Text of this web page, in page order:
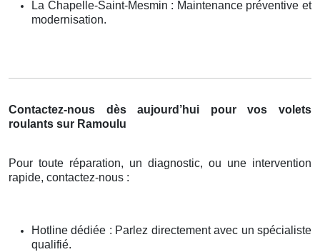
La Chapelle-Saint-Mesmin : Maintenance préventive et
modernisation.
Contactez-nous dès aujourd’hui pour vos volets
roulants sur Ramoulu
Pour toute réparation, un diagnostic, ou une intervention
rapide, contactez-nous :
Hotline dédiée : Parlez directement avec un spécialiste
qualifié.